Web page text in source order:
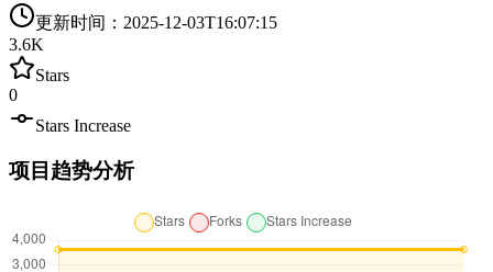
更新时间 ： 2025-12-03T16:07:15
3.6K
Stars
0
Stars Increase
项目趋势分析